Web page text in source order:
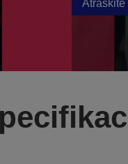
Atraskite